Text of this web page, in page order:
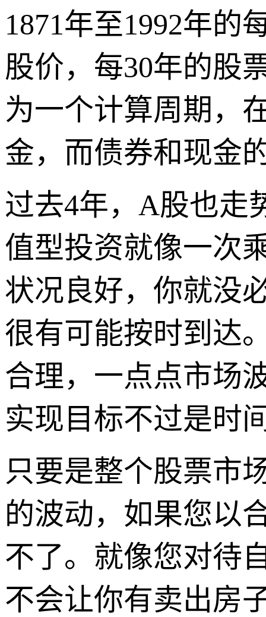
1871年至1992年的
股价，每30年的股
为一个计算周期，
金，而债券和现金
过去4年，A股也走
值型投资就像一次
状况良好，你就没
很有可能按时到达
合理，一点点市场
实现目标不过是时
只要是整个股票市
的波动，如果您以
不了。就像您对待
不会让你有卖出房